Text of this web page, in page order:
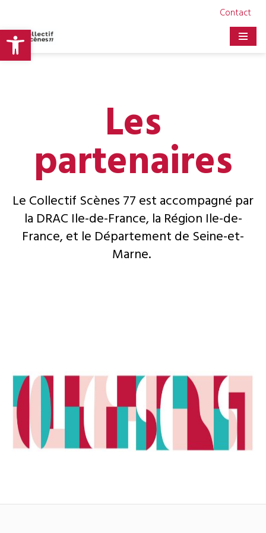
Ouvrir la barre d’outils
Contact
Aller
au
contenu
Les
partenaires
Le Collectif Scènes 77 est accompagné par
la DRAC Ile-de-France, la Région Ile-de-
France, et le Département de Seine-et-
Marne.